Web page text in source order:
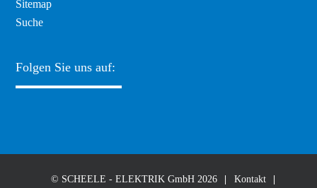
Sitemap
Suche
Folgen Sie uns auf:
© SCHEELE - ELEKTRIK GmbH 2026 Kontakt